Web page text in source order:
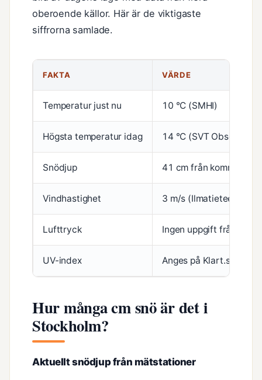
oberoende källor. Här är de viktigaste
siffrorna samlade.
FAKTA VÄRDE
Temperatur just nu 10 °C (SMHI)
Högsta temperatur idag 14 °C (SVT
Snödjup 41 cm från
Vindhastighet 3 m/s
Lufttryck Ingen uppgift från
UV-index Anges på Klart.se –
Hur många cm snö är det i
Stockholm?
Aktuellt snödjup från mätstationer